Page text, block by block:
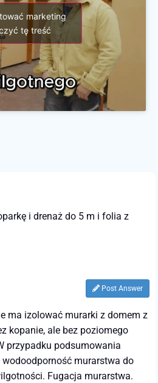
marketing
tę treść
i drenaż do 5 m i folia z
Post Answer
ma izolować murarki z domem z
kopanie, ale bez poziomego
przypadku podsumowania
murarstwa do
Fugacja murarstwa.